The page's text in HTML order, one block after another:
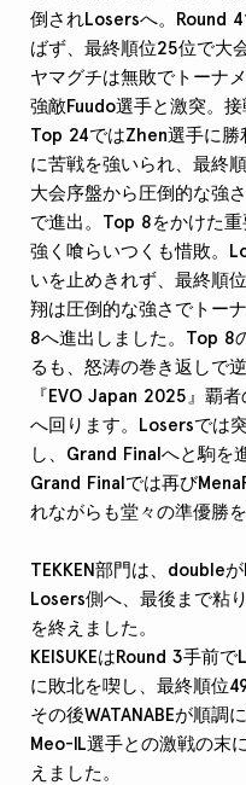
倒されLosersへ。Round
ばず、最終順位25位で大
ヤマグチは無敗でトーナ
強敵Fuudo選手と激突。
Top 24ではZhen選手に
に苦戦を強いられ、最終
大会序盤から圧倒的な強
で進出。Top 8をかけた
強く喰らいつくも惜敗。
いを止めきれず、最終順
翔は圧倒的な強さでトー
8へ進出しました。Top 8
るも、怒涛の巻き返しで
『EVO Japan 2025』覇
へ回ります。Losersでは
し、Grand Finalへと駒を
Grand Finalでは再び
れながらも堂々の準優勝を
TEKKEN部門は、double
Losers側へ、最後まで粘
を終えました。
KEISUKEはRound 3手前
に敗北を喫し、最終順位
その後WATANABEが順調
Meo-IL選手との激戦の末
えました。